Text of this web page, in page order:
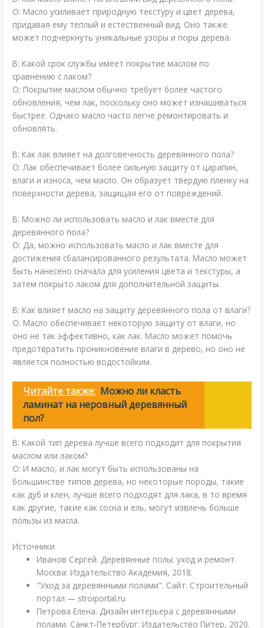
О: Масло усиливает природную текстуру и цвет дерева,
придавая ему теплый и естественный вид. Оно также
может подчеркнуть уникальные узоры и поры дерева.
В: Какой срок службы имеет покрытие маслом по
сравнению с лаком?
О: Покрытие маслом обычно требует более частого
обновления, чем лак, поскольку оно может изнашиваться
быстрее. Однако масло часто легче ремонтировать и
обновлять.
В: Как лак влияет на долговечность деревянного пола?
О: Лак обеспечивает более сильную защиту от царапин,
влаги и износа, чем масло. Он образует твердую пленку на
поверхности дерева, защищая его от повреждений.
В: Можно ли использовать масло и лак вместе для
деревянного пола?
О: Да, можно использовать масло и лак вместе для
достижения сбалансированного результата. Масло может
быть нанесено сначала для усиления цвета и текстуры, а
затем покрыто лаком для дополнительной защиты.
В: Как влияет масло на защиту деревянного пола от влаги?
О: Масло обеспечивает некоторую защиту от влаги, но
оно не так эффективно, как лак. Масло может помочь
предотвратить проникновение влаги в дерево, но оно не
является полностью водостойким.
Читайте также: Можно ли класть
ламинат на неровный деревянный
пол?
В: Какой тип дерева лучше всего подходит для покрытия
маслом или лаком?
О: И масло, и лак могут быть использованы на
большинстве типов дерева, но некоторые породы, такие
как дуб и клен, лучше всего подходят для лака, в то время
как другие, такие как сосна и ель, могут извлечь больше
пользы из масла.
Источники
Иванов Сергей. Деревянные полы: уход и ремонт.
Москва: Издательство Академия, 2018.
"Уход за деревянными полами". Сайт: Строительный
портал — stroiportal.ru
Петрова Елена. Дизайн интерьера с деревянными
полами. Санкт-Петербург: Издательство Питер, 2020.